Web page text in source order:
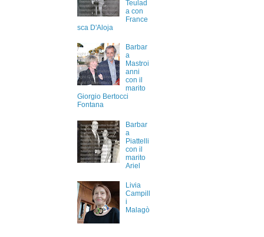
Teulad
a con
France
sca D'Aloja
Barbar
a
Mastroi
anni
con il
marito
Giorgio Bertocci
Fontana
Barbar
a
Piattelli
con il
marito
Ariel
Livia
Campill
i
Malagò